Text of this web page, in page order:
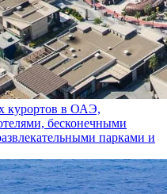
курортов в ОАЭ,
бесконечными
парками и